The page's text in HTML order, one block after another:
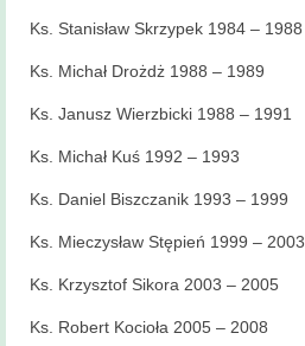
Ks. Stanisław Skrzypek 1984 – 1988
Ks. Michał Drożdż 1988 – 1989
Ks. Janusz Wierzbicki 1988 – 1991
Ks. Michał Kuś 1992 – 1993
Ks. Daniel Biszczanik 1993 – 1999
Ks. Mieczysław Stępień 1999 – 2003
Ks. Krzysztof Sikora 2003 – 2005
Ks. Robert Kocioła 2005 – 2008